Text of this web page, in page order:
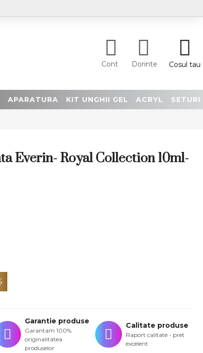
Cont Dorinte Cosul tau
APARATURA KIT UNGHII GEL ACRYL SETURI
Everin- Royal Collection 10ml-
Garantie produse
Garantam 100%
originalitatea
produselor
Calitate produse
Raport calitate - pret
excelent